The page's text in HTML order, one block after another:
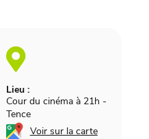
Lieu :
Cour du cinéma à 21h -
Tence
Voir sur la carte